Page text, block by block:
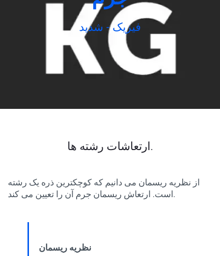
فیزیک - شدید
ارتعاشات رشته ها.
از نظریه ریسمان می دانیم که کوچکترین ذره یک رشته
است. ارتعاش ریسمان جرم آن را تعیین می کند.
نظریه ریسمان